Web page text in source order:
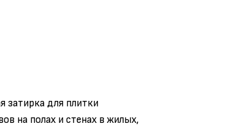
затирка для плитки
на полах и стенах в жилых,